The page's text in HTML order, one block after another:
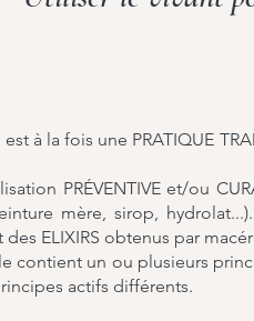
est à la fois une PRATIQUE
PRÉVENTIVE et/ou
mère, sirop,
des ELIXIRS obtenus par
contient un ou plusieurs
actifs différents.